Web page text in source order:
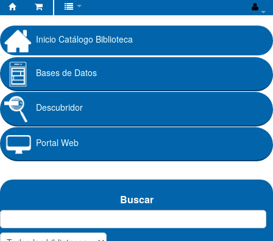
Fundación
Universitaria
Cafam
Inicio Catálogo Biblioteca
Bases de Datos
Descubridor
Portal Web
Buscar